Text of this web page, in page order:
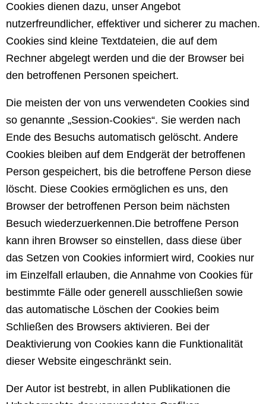
Cookies dienen dazu, unser Angebot
nutzerfreundlicher, effektiver und sicherer zu machen.
Cookies sind kleine Textdateien, die auf dem
Rechner abgelegt werden und die der Browser bei
den betroffenen Personen speichert.
Die meisten der von uns verwendeten Cookies sind
so genannte „Session-Cookies“. Sie werden nach
Ende des Besuchs automatisch gelöscht. Andere
Cookies bleiben auf dem Endgerät der betroffenen
Person gespeichert, bis die betroffene Person diese
löscht. Diese Cookies ermöglichen es uns, den
Browser der betroffenen Person beim nächsten
Besuch wiederzuerkennen.Die betroffene Person
kann ihren Browser so einstellen, dass diese über
das Setzen von Cookies informiert wird, Cookies nur
im Einzelfall erlauben, die Annahme von Cookies für
bestimmte Fälle oder generell ausschließen sowie
das automatische Löschen der Cookies beim
Schließen des Browsers aktivieren. Bei der
Deaktivierung von Cookies kann die Funktionalität
dieser Website eingeschränkt sein.
Der Autor ist bestrebt, in allen Publikationen die